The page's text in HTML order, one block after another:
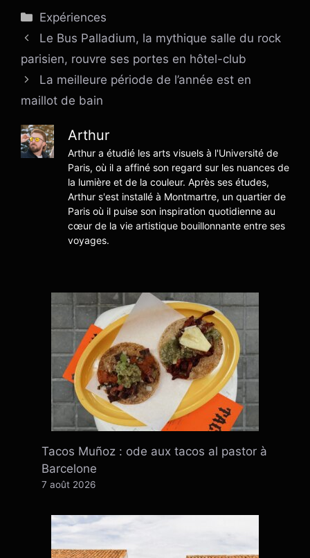
Catégories
Expériences
Le Bus Palladium, la mythique salle du rock
parisien, rouvre ses portes en hôtel-club
La meilleure période de l’année est en
maillot de bain
Arthur
Arthur a étudié les arts visuels à l'Université de
Paris, où il a affiné son regard sur les nuances de
la lumière et de la couleur. Après ses études,
Arthur s'est installé à Montmartre, un quartier de
Paris où il puise son inspiration quotidienne au
cœur de la vie artistique bouillonnante entre ses
voyages.
Tacos Muñoz : ode aux tacos al pastor à
Barcelone
7 août 2026